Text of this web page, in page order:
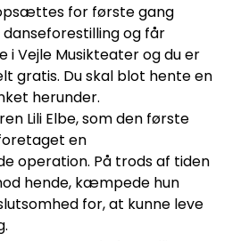
for første gang
og får
i Vejle Musikteater og du er
gratis. Du skal blot hente en
herunder.
Lili Elbe, som den første
en
operation. På trods af tiden
hende, kæmpede hun
for, at kunne leve